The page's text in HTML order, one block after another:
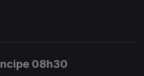
08h30